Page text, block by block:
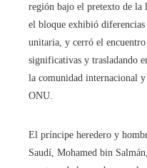
región bajo el pretexto de la
el bloque exhibió
unitaria, y cerró el
significativas y trasladando
la comunidad internacional
ONU.
El príncipe heredero y
Saudí, Mohamed bin